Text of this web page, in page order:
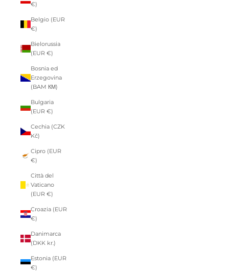
€)
Belgio (EUR
€)
Bielorussia
(EUR €)
Bosnia ed
Erzegovina
(BAM КМ)
Bulgaria
(EUR €)
Cechia (CZK
Kč)
Cipro (EUR
€)
Città del
Vaticano
(EUR €)
Croazia (EUR
€)
Danimarca
(DKK kr.)
Estonia (EUR
€)